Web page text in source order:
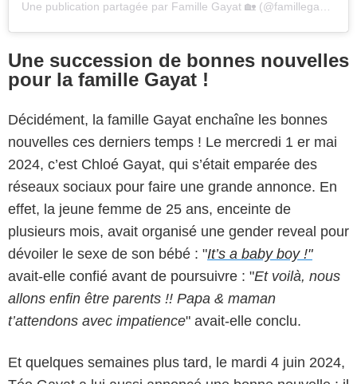
Une succession de bonnes nouvelles
pour la famille Gayat !
Décidément, la famille Gayat enchaîne les bonnes
nouvelles ces derniers temps ! Le mercredi 1 er mai
2024, c’est Chloé Gayat, qui s’était emparée des
réseaux sociaux pour faire une grande annonce. En
effet, la jeune femme de 25 ans, enceinte de
plusieurs mois, avait organisé une gender reveal pour
dévoiler le sexe de son bébé : "It’s a baby boy !"
avait-elle confié avant de poursuivre : "Et voilà, nous
allons enfin être parents !! Papa & maman
t’attendons avec impatience" avait-elle conclu.
Et quelques semaines plus tard, le mardi 4 juin 2024,